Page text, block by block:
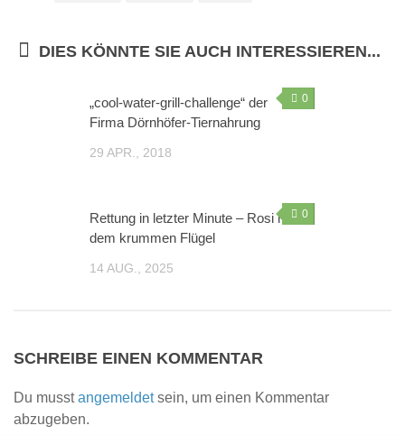
Erbschaft – Letzter Wille
Patenschaften
Spenden
Online einkaufen – und dabei noch helfen: gooding!
Gnadenhof-Maskottchen bestellen
Kontakt/Öffnungszeiten
Monika Pracht
DIES KÖNNTE SIE AUCH INTERESSIEREN...
0
„cool-water-grill-challenge“ der
Firma Dörnhöfer-Tiernahrung
29 APR., 2018
0
Rettung in letzter Minute – Rosi mit
dem krummen Flügel
14 AUG., 2025
SCHREIBE EINEN KOMMENTAR
Du musstangemeldetsein, um einen Kommentar
abzugeben.